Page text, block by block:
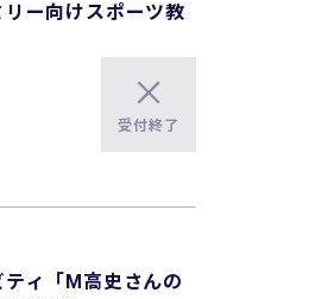
ー向けスポーツ教
受付終了
ィ「M高史さんの